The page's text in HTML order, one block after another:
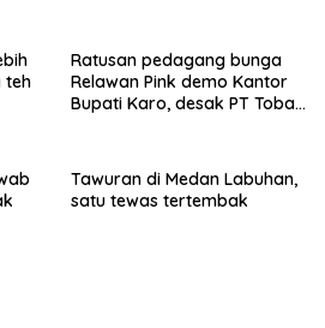
teh
Ratusan pedagang bunga
Relawan Pink demo Kantor
Bupati Karo, desak PT Toba
Tawuran di Medan Labuhan,
satu tewas tertembak